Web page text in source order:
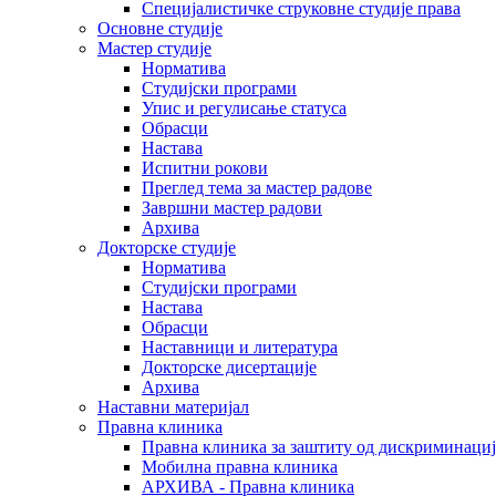
Специјалистичке струковне студије права
Основне студије
Мастер студије
Норматива
Студијски програми
Упис и регулисање статуса
Обрасци
Настава
Испитни рокови
Преглед тема за мастер радове
Завршни мастер радови
Архива
Докторске студије
Норматива
Студијски програми
Настава
Обрасци
Наставници и литература
Докторске дисертације
Архива
Наставни материјал
Правна клиника
Правна клиника за заштиту од
Мобилна правна клиника
АРХИВА - Правна клиника